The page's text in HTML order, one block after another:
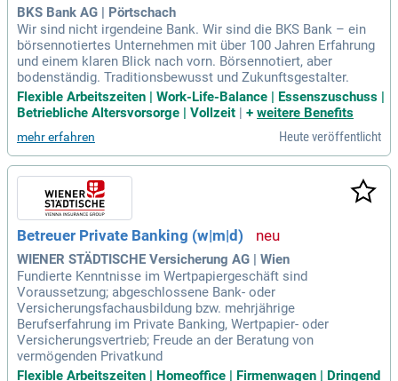
BKS Bank AG | Pörtschach
Wir sind nicht irgendeine Bank. Wir sind die BKS Bank – ein
börsennotiertes Unternehmen mit über 100 Jahren Erfahrung
und einem klaren Blick nach vorn. Börsennotiert, aber
bodenständig. Traditionsbewusst und Zukunftsgestalter.
Flexible Arbeitszeiten | Work-Life-Balance | Essenszuschuss |
Betriebliche Altersvorsorge | Vollzeit
+ weitere Benefits
mehr erfahren Heute veröffentlicht
Betreuer Private Banking (w|m|d)
WIENER STÄDTISCHE Versicherung AG | Wien
Fundierte Kenntnisse im Wertpapiergeschäft sind
Voraussetzung; abgeschlossene Bank- oder
Versicherungsfachausbildung bzw. mehrjährige
Berufserfahrung im Private Banking, Wertpapier- oder
Versicherungsvertrieb; Freude an der Beratung von
vermögenden Privatkund
Flexible Arbeitszeiten | Homeoffice | Firmenwagen | Dringend